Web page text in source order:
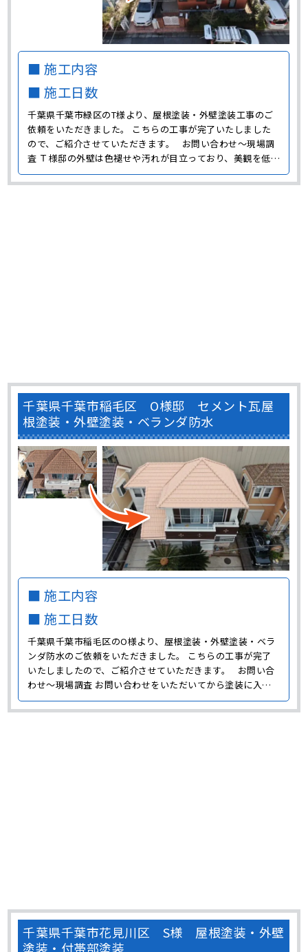
■ 施工内容
■ 施工日数
千葉県千葉市緑区のT様より、屋根塗装・外壁塗装工事のご
依頼をいただきました。 こちらの工事が完了いたしました
ので、ご紹介させていただきます。 お問い合わせ～現場調
査 Ｔ様邸の外壁は色褪せや汚れが目立っており、美観を低下
させている原因になっていました。 まずは、高圧洗浄やコ
ーキング補修などで下地をきれいに整えてから、塗り替えを
おこないます。 外壁は塗り替えをすることで美観を･･･
千葉県千葉市稲毛区 O様邸 セメント瓦屋
根塗装・外壁塗装・ベランダ防水
■ 施工内容
■ 施工日数
千葉県千葉市稲毛区のO様より、屋根塗装・外壁塗装・ベラ
ンダ防水のご依頼をいただきました。 こちらの工事が完了
いたしましたので、ご紹介させていただきます。 お問い合
わせ～現場調査 お問い合わせをいただいてから塗装に入る
前に、まずは現場に伺い調査をおこないました。 Ｏ様邸は
劣化が進んでいて、外壁は色褪せや汚れが目立ち、日当たり
が悪い外壁にはコケが多く発生していました。 コケは･･･
千葉県千葉市花見川区 S様 屋根塗装・外壁
塗装・付帯部塗装